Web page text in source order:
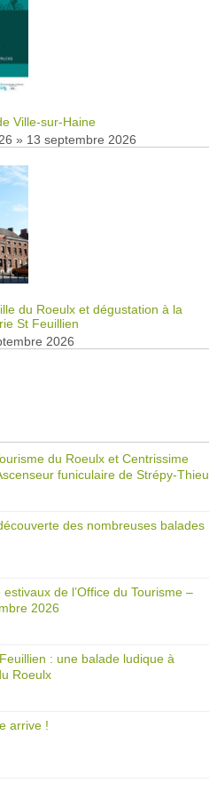
Ville-sur-Haine
» 13 septembre 2026
du Roeulx et dégustation à la
St Feuillien
2026
du Roeulx et Centrissime
funiculaire de Strépy-Thieu
des nombreuses balades
de l’Office du Tourisme –
2026
: une balade ludique à
Roeulx
arrive !